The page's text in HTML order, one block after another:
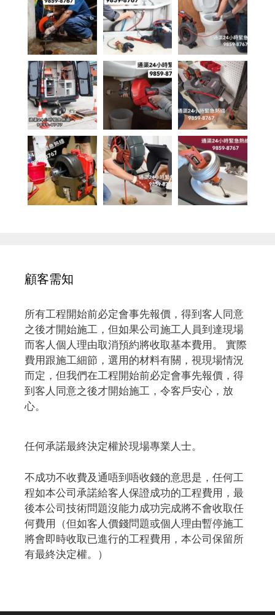
顧客需知
所有工程開始前必定會事先報價，得到客人同意
之後才開始施工，但如果公司施工人員到達現場
而客人個人理由取消預約將收取基本費用。 實際
費用跟施工細節，選用的材料有關，視現場情況
而定，但我們在工程開始前必定會事先報價，得
到客人同意之後才開始施工，令客戶安心，放
心。
任何承諾最終決定權於現場專業人士。
不成功不收費及通唔到唔收錢的意思是，任何工
程如本公司承諾給客人保證成功的工程費用，最
後本公司技術問題沒能力成功完成將不會收取任
何費用（但如客人價錢問題或個人理由暫停施工
將會即時收取已進行的工程費用，本公司保留所
有最終決定權。）